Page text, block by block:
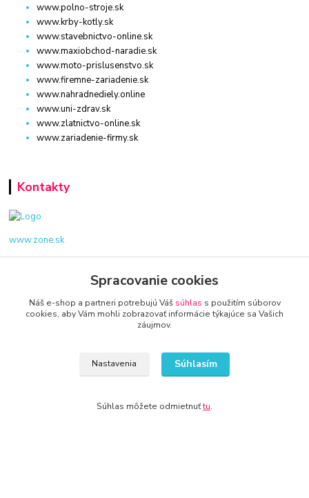
www.polno-stroje.sk
www.krby-kotly.sk
www.stavebnictvo-online.sk
www.maxiobchod-naradie.sk
www.moto-prislusenstvo.sk
www.firemne-zariadenie.sk
www.nahradnediely.online
www.uni-zdrav.sk
www.zlatnictvo-online.sk
www.zariadenie-firmy.sk
Kontakty
www.zone.sk
+421 940 949 000
info@kamenik.sk
© 2024 Všetky práva vyhradené KAMENIK.SK
Spracovanie cookies
Náš e-shop a partneri potrebujú Váš súhlas s použitím súborov
cookies, aby Vám mohli zobrazovať informácie týkajúce sa Vašich
záujmov.
Nastavenia Súhlasím
Súhlas môžete odmietnuťtu.